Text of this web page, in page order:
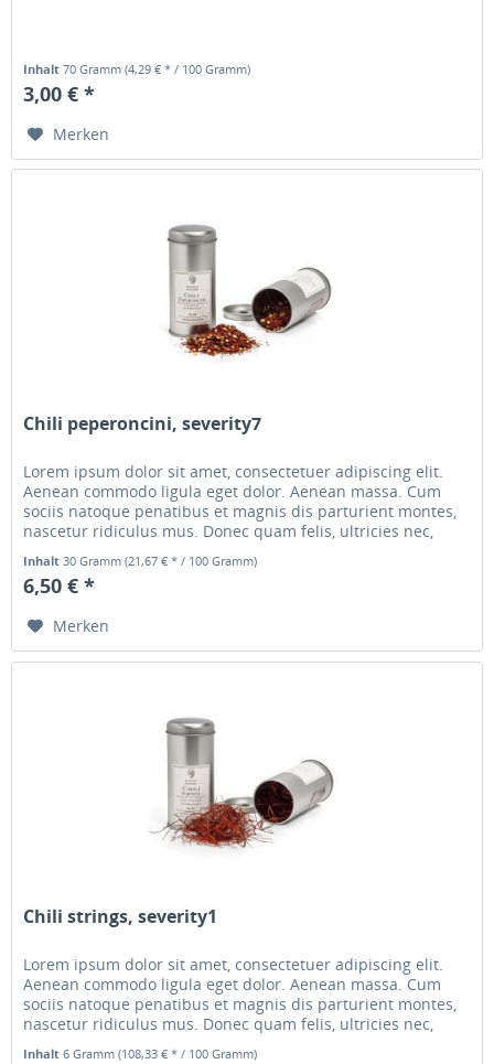
Inhalt70 Gramm(4,29 € * / 100 Gramm)
3,00 € *
Merken
Chili peperoncini, severity7
Lorem ipsum dolor sit amet, consectetuer adipiscing elit.
Aenean commodo ligula eget dolor. Aenean massa. Cum
sociis natoque penatibus et magnis dis parturient montes,
nascetur ridiculus mus. Donec quam felis, ultricies nec,
pellentesque...
Inhalt30 Gramm(21,67 € * / 100 Gramm)
6,50 € *
Merken
Chili strings, severity1
Lorem ipsum dolor sit amet, consectetuer adipiscing elit.
Aenean commodo ligula eget dolor. Aenean massa. Cum
sociis natoque penatibus et magnis dis parturient montes,
nascetur ridiculus mus. Donec quam felis, ultricies nec,
pellentesque...
Inhalt6 Gramm(108,33 € * / 100 Gramm)